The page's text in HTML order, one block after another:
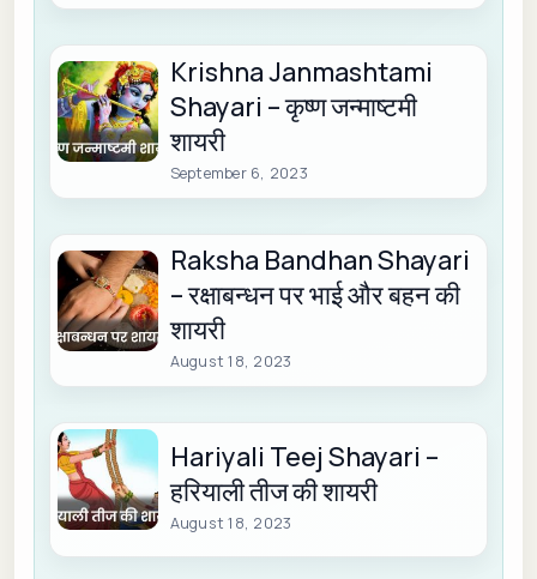
Krishna Janmashtami
Shayari – कृष्ण जन्माष्टमी
शायरी
September 6, 2023
Raksha Bandhan Shayari
– रक्षाबन्धन पर भाई और बहन की
शायरी
August 18, 2023
Hariyali Teej Shayari –
हरियाली तीज की शायरी
August 18, 2023